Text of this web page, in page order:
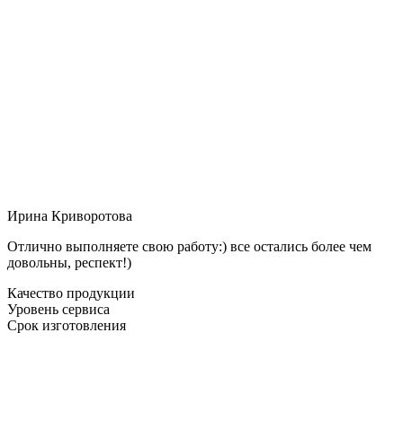
Ирина Криворотова
Отлично выполняете свою работу:) все остались более чем
довольны, респект!)
Качество продукции
Уровень сервиса
Срок изготовления